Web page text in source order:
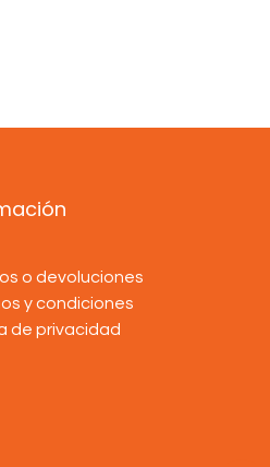
o devoluciones
y condiciones
de privacidad